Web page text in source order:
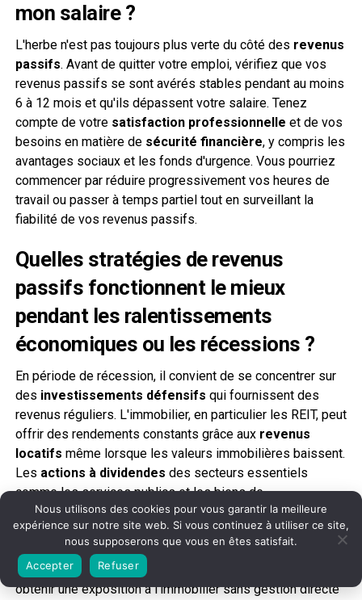
mon salaire ?
L'herbe n'est pas toujours plus verte du côté des revenus
passifs. Avant de quitter votre emploi, vérifiez que vos
revenus passifs se sont avérés stables pendant au moins
6 à 12 mois et qu'ils dépassent votre salaire. Tenez
compte de votre satisfaction professionnelle et de vos
besoins en matière de sécurité financière, y compris les
avantages sociaux et les fonds d'urgence. Vous pourriez
commencer par réduire progressivement vos heures de
travail ou passer à temps partiel tout en surveillant la
fiabilité de vos revenus passifs.
Quelles stratégies de revenus
passifs fonctionnent le mieux
pendant les ralentissements
économiques ou les récessions ?
En période de récession, il convient de se concentrer sur
des investissements défensifs qui fournissent des
revenus réguliers. L'immobilier, en particulier les REIT, peut
offrir des rendements constants grâce aux revenus
locatifs même lorsque les valeurs immobilières baissent.
Les actions à dividendes des secteurs essentiels
comme les services publics et les biens de
consommation de base ont tendance à maintenir leurs
versements pendant les ralentissements. Vous pouvez
également diversifier en combinant les deux stratégies –
investir dans des REIT qui versent des dividendes pour
obtenir une exposition à l'immobilier sans gestion directe
Nous utilisons des cookies pour vous garantir la meilleure
expérience sur notre site web. Si vous continuez à utiliser ce site,
nous supposerons que vous en êtes satisfait.
Accepter
Refuser